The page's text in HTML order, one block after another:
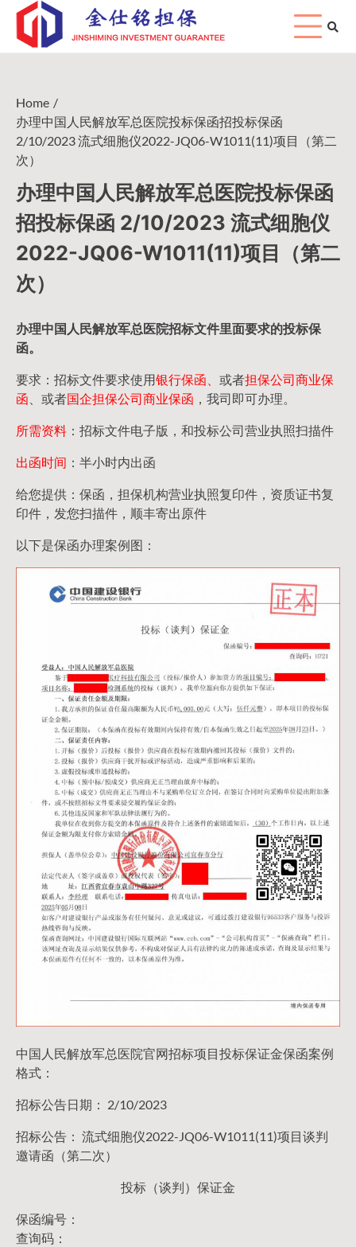
Skip
content
Home
办理中国人民解放军总医院投标保函招投标保函
2/10/2023 流式细胞仪2022-JQ06-W1011(11)项目（第二
次）
办理中国人民解放军总医院投标保函
招投标保函 2/10/2023 流式细胞仪
2022-JQ06-W1011(11)项目（第二
次）
办理中国人民解放军总医院招标文件里面要求的投标保
函。
要求：招标文件要求使用银行保函、 或者担保公司商业保
函 、或者国企担保公司商业保函 ，我司即可办理。
所需资料 ：招标文件电子版，和投标公司营业执照扫描件
出函时间 ：半小时内出函
给您提供：保函，担保机构营业执照复印件，资质证书复
印件，发您扫描件，顺丰寄出原件
以下是保函办理案例图：
中国人民解放军总医院官网招标项目投标保证金保函案例
格式：
招标公告日期： 2/10/2023
招标公告： 流式细胞仪2022-JQ06-W1011(11)项目谈判
邀请函（第二次）
投标（谈判）保证金
保函编号：
查询码：